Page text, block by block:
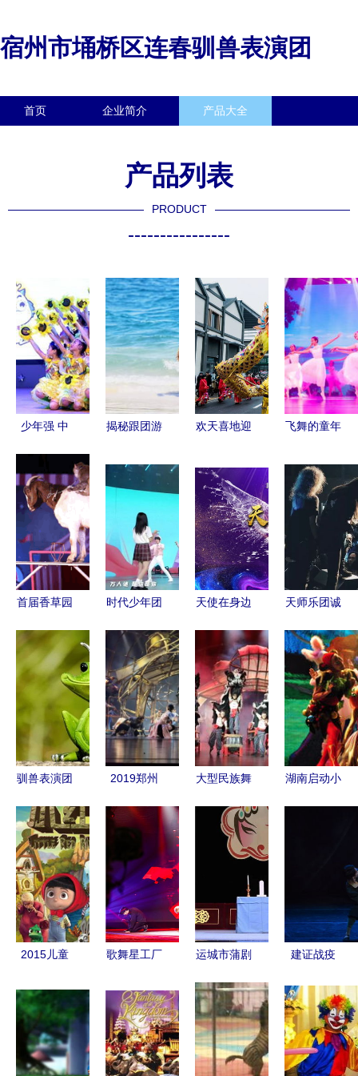
宿州市埇桥区连春驯兽表演团
首页 企业简介 产品大全
产品列表
PRODUCT
----------------
少年强 中
喜庆六一
——桂林市
龙隐教育集
团向祖国成
立70周年献
礼暨文艺汇
揭秘跟团游
演 你所不
知道的那些
事
欢天喜地迎
表演团点亮
节日欢愉
飞舞的童年
江西省少儿
舞蹈精品展
演圆满落幕
首届香草园
欢节 门票
免费领，精
彩享不停
时代少年团
间 贺峻霖
女装长发
与“驯兽表
演团”引爆
全场
天使在身边
演团护士节
专场致敬最
美白衣战士
天师乐团诚
驯兽表演团
共赴非凡艺
术盛宴
驯兽表演团
2019郑州
目演出季圆
引超50万人
次观看
大型民族舞
狮》上演，
27场精品文
艺表演免费
湖南启动小
2015儿童
演《小红
帽》北京站
门票预订指
歌舞星工厂
艺术征途
运城市蒲剧
大赛精彩掠
影 驯兽表
演团惊艳亮
建证战疫
团致敬抗疫
英雄专场演
出在武汉举